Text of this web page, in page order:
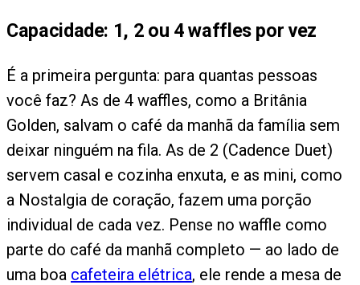
Capacidade: 1, 2 ou 4 waffles por vez
É a primeira pergunta: para quantas pessoas
você faz? As de 4 waffles, como a Britânia
Golden, salvam o café da manhã da família sem
deixar ninguém na fila. As de 2 (Cadence Duet)
servem casal e cozinha enxuta, e as mini, como
a Nostalgia de coração, fazem uma porção
individual de cada vez. Pense no waffle como
parte do café da manhã completo — ao lado de
uma boa cafeteira elétrica, ele rende a mesa de